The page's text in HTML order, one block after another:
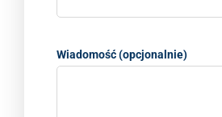
Wiadomość (opcjonalnie)